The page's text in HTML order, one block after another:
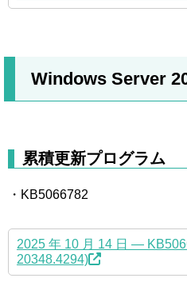
Windows Server
累積更新プログラム
・KB5066782
2025 年 10 月 14 日 —
20348.4294)